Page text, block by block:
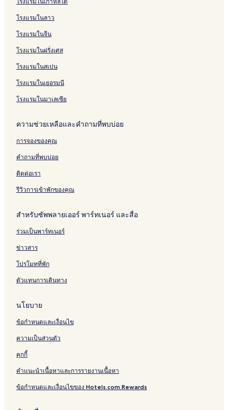
b
u
i
r
i
e
s
r
K
a
n
c
h
a
b
r
i
n
a
u
i
b
u
i
u
r
a
i
s
t
u
a
n
t
C
i
y
o
t
e
l
i
v
r
w
a
i
R
e
s
t
s
t
l
a
H
t
l
v
e
K
a
i
R
e
s
o
s
o
t
a
n
c
h
a
n
u
i
p
o
l
e
s
o
r
t
a
n
H
l
l
R
e
s
o
o
k
n
o
t
e
l
โรงแรมในลาว
โรงแรมในจีน
โรงแรมในฝรั่งเศส
โรงแรมในสเปน
โรงแรมในเยอรมนี
โรงแรมในมาเลเซีย
ความช่วยเหลือและคำถามที่พบบ่อย
การจองของคุณ
คำถามที่พบบ่อย
ติดต่อเรา
รีวิวการเข้าพักของคุณ
สำหรับซัพพลายเออร์ พาร์ทเนอร์ และสื่อ
ร่วมเป็นพาร์ทเนอร์
ข่าวสาร
โปรโมทที่พัก
ตัวแทนการเดินทาง
นโยบาย
ข้อกำหนดและเงื่อนไข
ความเป็นส่วนตัว
คุกกี้
คำแนะนำเนื้อหาและการรายงานเนื้อหา
ข้อกำหนดและเงื่อนไขของ Hotels.com Rewards